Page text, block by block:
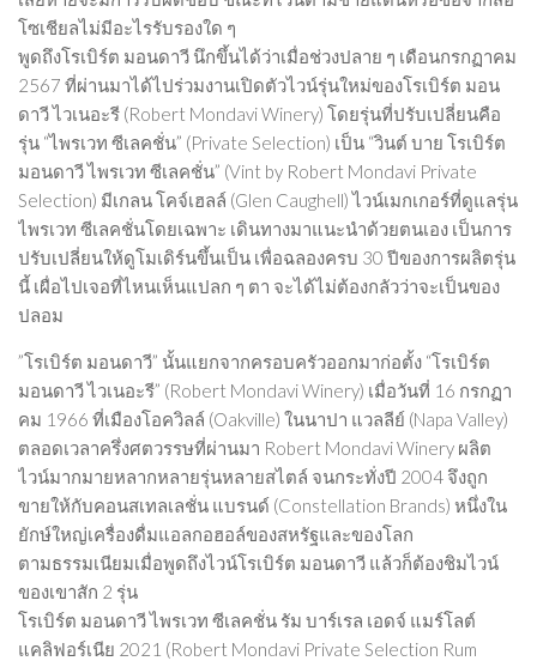
โซเชียลไม่มีอะไรรับรองใด ๆ
พูดถึงโรเบิร์ต มอนดาวี นึกขึ้นได้ว่าเมื่อช่วงปลาย ๆ เดือนกรกฏาคม
2567 ที่ผ่านมาได้ไปร่วมงานเปิดตัวไวน์รุ่นใหม่ของโรเบิร์ต มอน
ดาวี ไวเนอะรี (Robert Mondavi Winery) โดยรุ่นที่ปรับเปลี่ยนคือ
รุ่น “ไพรเวท ซีเลคชั่น” (Private Selection) เป็น “วินต์ บาย โรเบิร์ต
มอนดาวี ไพรเวท ซีเลคชั่น” (Vint by Robert Mondavi Private
Selection) มีเกลน โคจ์เฮลล์ (Glen Caughell) ไวน์เมกเกอร์ที่ดูแลรุ่น
ไพรเวท ซีเลคชั่นโดยเฉพาะ เดินทางมาแนะนำด้วยตนเอง เป็นการ
ปรับเปลี่ยนให้ดูโมเดิร์นขึ้นเป็น เพื่อฉลองครบ 30 ปีของการผลิตรุ่น
นี้ เผื่อไปเจอที่ไหนเห็นแปลก ๆ ตา จะได้ไม่ต้องกลัวว่าจะเป็นของ
ปลอม
”โรเบิร์ต มอนดาวี” นั้นแยกจากครอบครัวออกมาก่อตั้ง “โรเบิร์ต
มอนดาวี ไวเนอะรี” (Robert Mondavi Winery) เมื่อวันที่ 16 กรกฏา
คม 1966 ที่เมืองโอควิลล์ (Oakville) ในนาปา แวลลีย์ (Napa Valley)
ตลอดเวลาครึ่งศตวรรษที่ผ่านมา Robert Mondavi Winery ผลิต
ไวน์มากมายหลากหลายรุ่นหลายสไตล์ จนกระทั่งปี 2004 จึงถูก
ขายให้กับคอนสเทลเลชั่น แบรนด์ (Constellation Brands) หนึ่งใน
ยักษ์ใหญ่เครื่องดื่มแอลกอฮอล์ของสหรัฐและของโลก
ตามธรรมเนียมเมื่อพูดถึงไวน์โรเบิร์ต มอนดาวี แล้วก็ต้องชิมไวน์
ของเขาสัก 2 รุ่น
โรเบิร์ต มอนดาวี ไพรเวท ซีเลคชั่น รัม บาร์เรล เอดจ์ แมร์โลต์
แคลิฟอร์เนีย 2021 (Robert Mondavi Private Selection Rum